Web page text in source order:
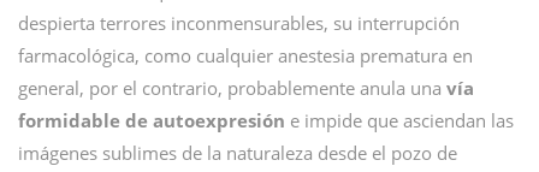
despierta terrores inconmensurables, su interrupción
farmacológica, como cualquier anestesia prematura en
general, por el contrario, probablemente anula una vía
formidable de autoexpresión e impide que asciendan las
imágenes sublimes de la naturaleza desde el pozo de